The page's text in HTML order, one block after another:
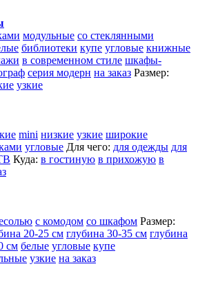
модульные со стеклянными
библиотеки купе угловые книжные
в современном стиле шкафы-
серия модерн на заказ Размер:
узкие
mini низкие узкие широкие
угловые Для чего: для одежды для
Куда: в гостиную в прихожую в
с комодом со шкафом Размер:
20-25 см глубина 30-35 см глубина
см белые угловые купе
узкие на заказ